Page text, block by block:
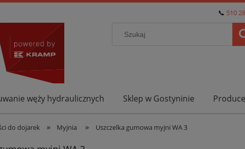
📞 510
węży hydraulicznych Sklep w Gostyninie
do dojarek » Myjnia » Uszczelka gumowa myjni WA 3